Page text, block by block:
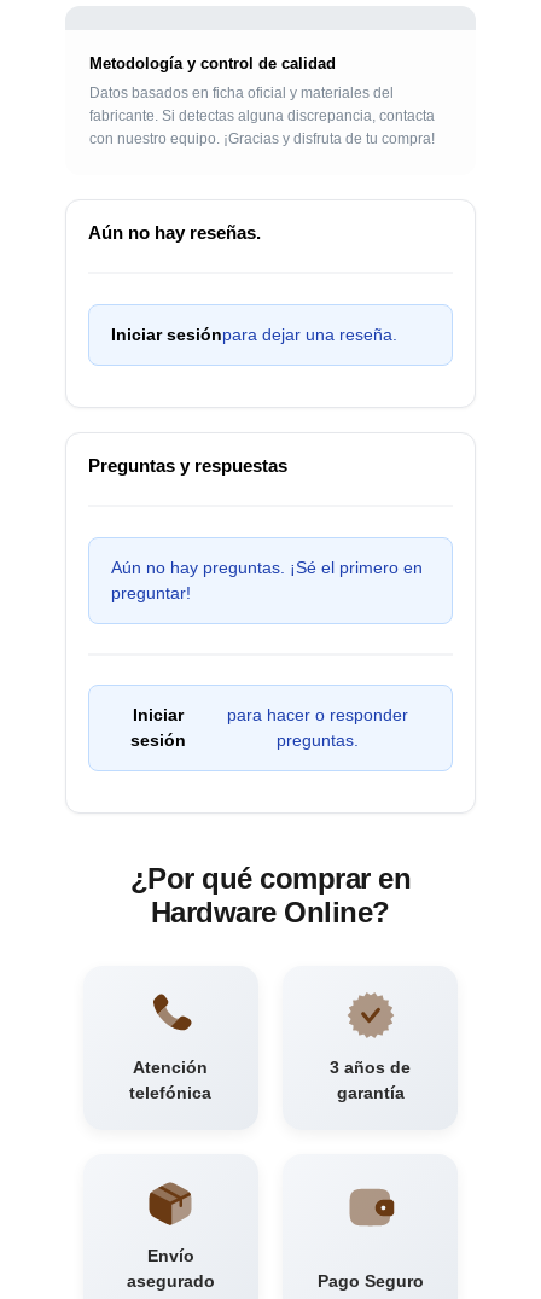
Metodología y control de calidad
Datos basados en ficha oficial y materiales del
fabricante. Si detectas alguna discrepancia, contacta
con nuestro equipo. ¡Gracias y disfruta de tu compra!
Aún no hay reseñas.
Iniciar sesiónpara dejar una reseña.
Preguntas y respuestas
Aún no hay preguntas. ¡Sé el primero en
preguntar!
Iniciar
sesión
para hacer o responder
preguntas.
¿Por qué comprar en
Hardware Online?
Atención
telefónica
3 años de
garantía
Envío
asegurado
Pago Seguro